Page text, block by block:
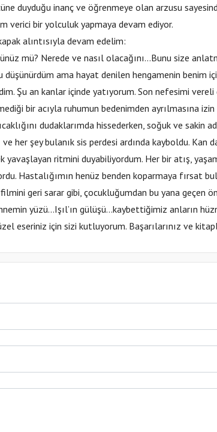
duyduğu inanç ve öğrenmeye olan arzusu
verici bir yolculuk yapmaya devam ediyor.
alıntısıyla devam edelim:
mü? Nerede ve nasıl olacağını…Bunu size
düşünürdüm ama hayat denilen hengamenin benim
Şu an kanlar içinde yatıyorum. Son nefesimi
bir acıyla ruhumun bedenimden ayrılmasına
dudaklarımda hissederken, soğuk ve sakin
her şey bulanık sis perdesi ardında kayboldu. Kan
yavaşlayan ritmini duyabiliyordum. Her bir atış,
Hastalığımın henüz benden koparmaya fırsat
geri sarar gibi, çocukluğumdan bu yana geçen
yüzü…Işıl’ın gülüşü…kaybettiğimiz anların
eseriniz için sizi kutluyorum. Başarılarınız ve